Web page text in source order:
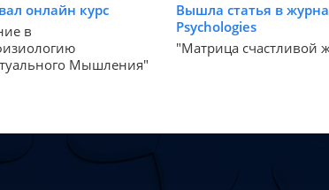
онлайн курс
в
Мышления"
Вышла статья в
Psychologies
"Матрица счастливой